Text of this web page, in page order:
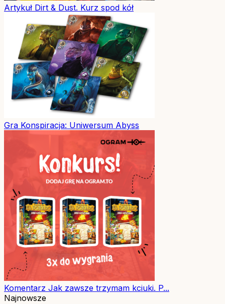
Artykuł Dirt & Dust. Kurz spod kół
Gra Konspiracja: Uniwersum Abyss
Komentarz Jak zawsze trzymam kciuki. P...
Najnowsze